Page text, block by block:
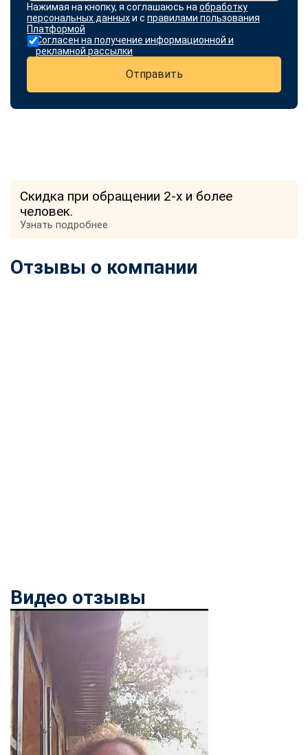
Нажимая на кнопку, я соглашаюсь на обработку
персональных данныхи с правилами пользования
Платформой
Согласен на получение информационной и
рекламной рассылки
Отправить
Скидка при обращении 2-х и более
человек.
Узнать подробнее
Отзывы о компании
Видео отзывы